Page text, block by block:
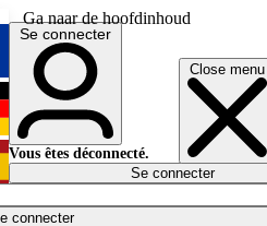
Ga naar de hoofdinhoud
Close menu
connecter
English
Deutsch
Español
Se connecter
Vous êtes déconnecté.
Se connecter